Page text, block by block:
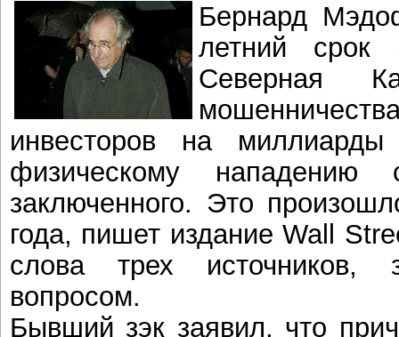
Бернард
летний срок
Северная
инвесторов на миллиарды
физическому нападению
заключенного. Это
года, пишет издание Wall
слова трех
вопросом.
Бывший зэк заявил, что